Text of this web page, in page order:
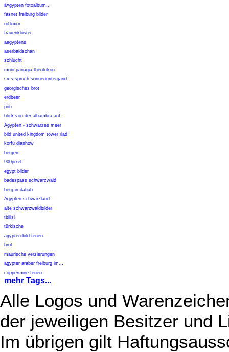
ã¤gypten fotoalbum...
fasnet freiburg bilder
nil luxor
frauenklöster
aegyptens
aserbaidschan
schlucht
moni panagia theotokou
sms spruch sonnenuntergand
georgisches brot
erdbeer
poti
blick von der alhambra auf...
Ägypten - schwarzes meer
bild united kingdom tower riad
korfu diashow
bergen
900pixel
egypt bilder
badespass schwarzwald
berg in dahab
Ägypten schwarzland
alte schwarzwaldbilder
tbilisi
türkische
ägypten bild ferien
brot
maurische verzierungen
ägypter araber freiburg im...
coppermine ferien
mehr Tags...
Alle Logos und
der jeweiligen Besitzer und
Im übrigen gilt